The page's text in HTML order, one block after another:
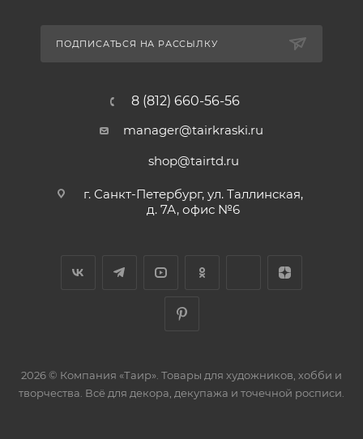
ПОДПИСАТЬСЯ НА РАССЫЛКУ
8 (812) 660-56-56
manager@tairkraski.ru
shop@tairtd.ru
г. Санкт-Петербург, ул. Таллинская,
д. 7А, офис №6
2026 © Компания «Таир». Товары для художников, хобби и
творчества. Всё для декора, декупажа и точечной росписи.